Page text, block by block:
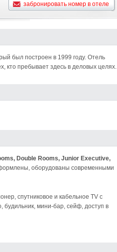
забронировать номер в отеле
был построен в 1999 году. Отель
кто пребывает здесь в деловых целях.
Double Rooms, Junior Executive,
оборудованы современными
спутниковое и кабельное TV с
мини-бар, сейф, доступ в